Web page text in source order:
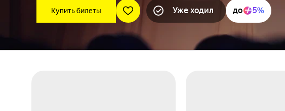
Купить билеты Уже ходил до 5%